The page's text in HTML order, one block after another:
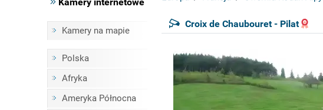
Kamery na mapie
Polska
Afryka
Ameryka Północna
Croix de Chaubouret - Pilat